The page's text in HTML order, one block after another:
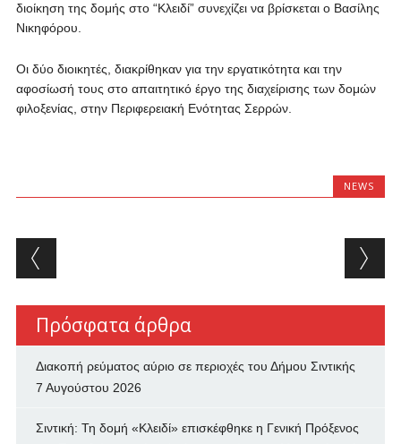
διοίκηση της δομής στο “Κλειδί” συνεχίζει να βρίσκεται ο Βασίλης
Νικηφόρου.
Οι δύο διοικητές, διακρίθηκαν για την εργατικότητα και την
αφοσίωσή τους στο απαιτητικό έργο της διαχείρισης των δομών
φιλοξενίας, στην Περιφερειακή Ενότητας Σερρών.
NEWS
Post navigation
Πρόσφατα άρθρα
Διακοπή ρεύματος αύριο σε περιοχές του Δήμου Σιντικής
7 Αυγούστου 2026
Σιντική: Τη δομή «Κλειδί» επισκέφθηκε η Γενική Πρόξενος